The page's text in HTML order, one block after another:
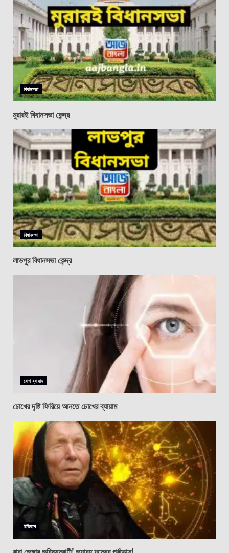
বিধানসভা
মুরারই বিধানসভা কেন্দ্র
বিধানসভা
লাভপুর বিধানসভা কেন্দ্র
যোগ ব্যায়াম
চোখের দৃষ্টি ফিরিয়ে আনতে চোখের ব্যায়াম
ইতিহাস